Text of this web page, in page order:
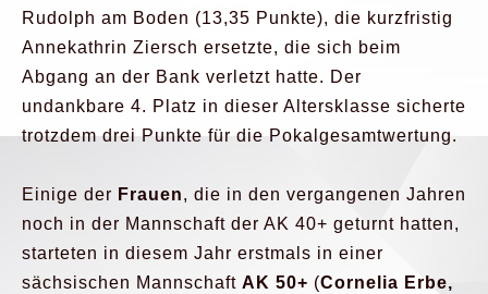
Rudolph am Boden (13,35 Punkte), die kurzfristig
Annekathrin Ziersch ersetzte, die sich beim
Abgang an der Bank verletzt hatte. Der
undankbare 4. Platz in dieser Altersklasse sicherte
trotzdem drei Punkte für die Pokalgesamtwertung.
Einige der Frauen, die in den vergangenen Jahren
noch in der Mannschaft der AK 40+ geturnt hatten,
starteten in diesem Jahr erstmals in einer
sächsischen Mannschaft AK 50+ (Cornelia Erbe,